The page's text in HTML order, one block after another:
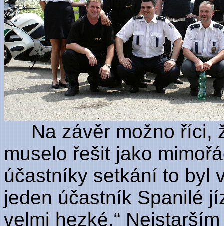
Na závěr možno říci,
muselo řešit jako
účastníky setkání to byl
jeden účastník Spanilé
velmi hezké.“